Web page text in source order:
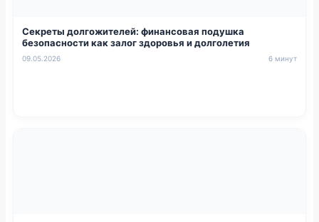
Секреты долгожителей: финансовая подушка
безопасности как залог здоровья и долголетия
09.05.2026 6 минут